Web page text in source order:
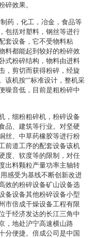
碎效果。
药，化工，冶金，食品等
包括对塑料，钢丝等进行
套设备，它不受物料粘
料都能起到较好的粉碎效
式粉碎结构，物料由进料
，剪切而获得粉碎，经旋
该机按“”标准设计，整机采
噪音低，目前是粗粉碎中
，细粉粗碎机，粉碎设备
品、建筑等行业。对坚硬
丝、中草药橡胶等进行粉
前道工序的配套设备该机
度、软度等的限制，对任
出料颗粒产量功率主轴转
感受为基线不断创新改进
效的粉碎设备矿山设备选
备设备其他粉碎设备小型
市倍成干燥设备工程有限
于经济发达的长江三角中
，地处沪宁高速横山路
分便捷。倍成公司是中国